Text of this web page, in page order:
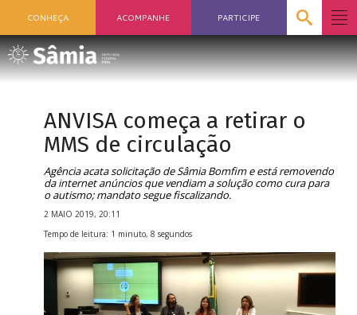
CONHEÇA ACOMPANHE PARTICIPE
ANVISA começa a retirar o
MMS de circulação
Agência acata solicitação de Sâmia Bomfim e está removendo
da internet anúncios que vendiam a solução como cura para
o autismo; mandato segue fiscalizando.
2 MAIO 2019, 20:11
Tempo de leitura: 1 minuto, 8 segundos